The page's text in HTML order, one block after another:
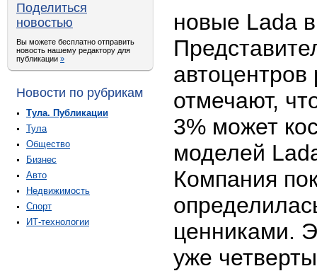
Поделиться
новостью
Вы можете бесплатно отправить
новость нашему редактору для
публикации »
Новости по рубрикам
Тула. Публикации
Тула
Общество
Бизнес
Авто
Недвижимость
Спорт
ИТ-технологии
новые Lada
автоцентров
отмечают,
3% может
моделей
Компания
ценниками.
уже